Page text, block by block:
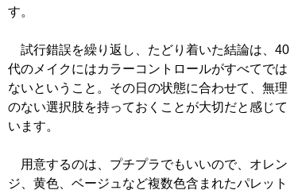
す。
試行錯誤を繰り返し、たどり着いた結論は、40
代のメイクにはカラーコントロールがすべてでは
ないということ。その日の状態に合わせて、無理
のない選択肢を持っておくことが大切だと感じて
います。
用意するのは、プチプラでもいいので、オレン
ジ、黄色、ベージュなど複数色含まれたパレット